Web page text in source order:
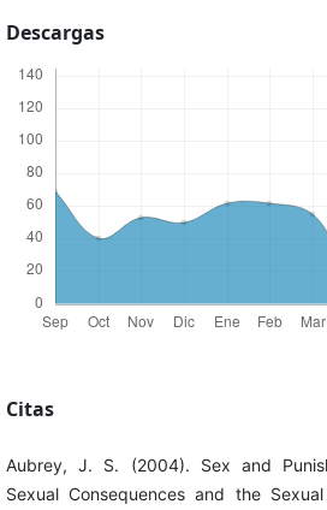
Descargas
Citas
Aubrey, J. S. (2004). Sex and
Sexual Consequences and the